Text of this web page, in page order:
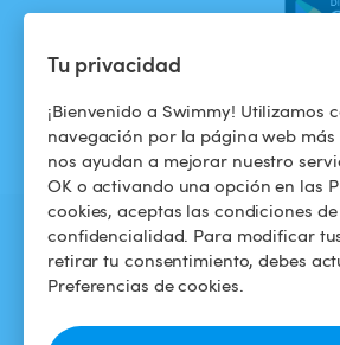
Tu privacidad
¡Bienvenido a Swimmy! Utilizamos
navegación por la página web más
nos ayudan a mejorar nuestro
OK o activando una opción en las
cookies, aceptas las condiciones
confidencialidad. Para modificar
retirar tu consentimiento, debes
Preferencias de cookies.